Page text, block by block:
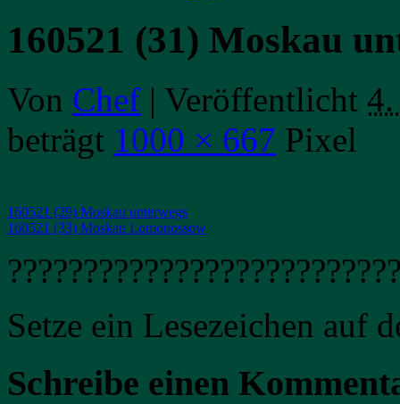
160521 (31) Moskau
Von Chef | Veröffentlicht
beträgt 1000 × 667 Pixel
160521 (29) Moskau unterwegs
160521 (33) Moskau Lomonossow
Setze ein Lesezeichen auf
Schreibe einen